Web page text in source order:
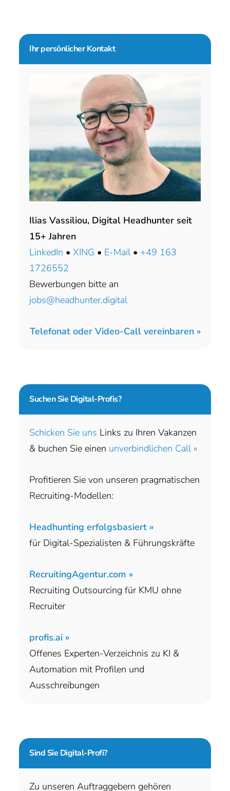
Seitenspalte
Ihr persönlicher Kontakt
Ilias Vassiliou, Digital Headhunter seit
15+ Jahren
LinkedIn •XING • E-Mail • +49 163
1726552
Bewerbungen bitte an
jobs@headhunter.digital
Telefonat oder Video-Call vereinbaren »
Suchen Sie Digital-Profis?
Schicken Sie uns Links zu Ihren Vakanzen
& buchen Sie einen unverbindlichen Call »
Profitieren Sie von unseren pragmatischen
Recruiting-Modellen:
Headhunting erfolgsbasiert »
für Digital-Spezialisten & Führungskräfte
RecruitingAgentur.com »
Recruiting Outsourcing für KMU ohne
Recruiter
profis.ai »
Offenes Experten-Verzeichnis zu KI &
Automation mit Profilen und
Ausschreibungen
Sind Sie Digital-Profi?
Zu unseren Auftraggebern gehören